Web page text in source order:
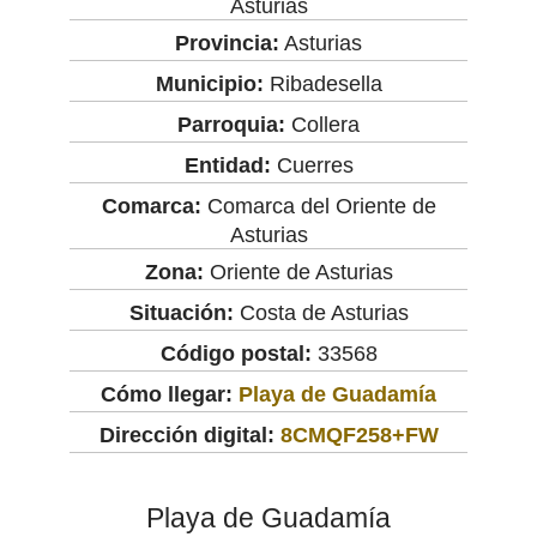
Asturias
Provincia: Asturias
Municipio: Ribadesella
Parroquia: Collera
Entidad: Cuerres
Comarca: Comarca del Oriente de
Asturias
Zona: Oriente de Asturias
Situación: Costa de Asturias
Código postal: 33568
Cómo llegar: Playa de Guadamía
Dirección digital: 8CMQF258+FW
Playa de Guadamía